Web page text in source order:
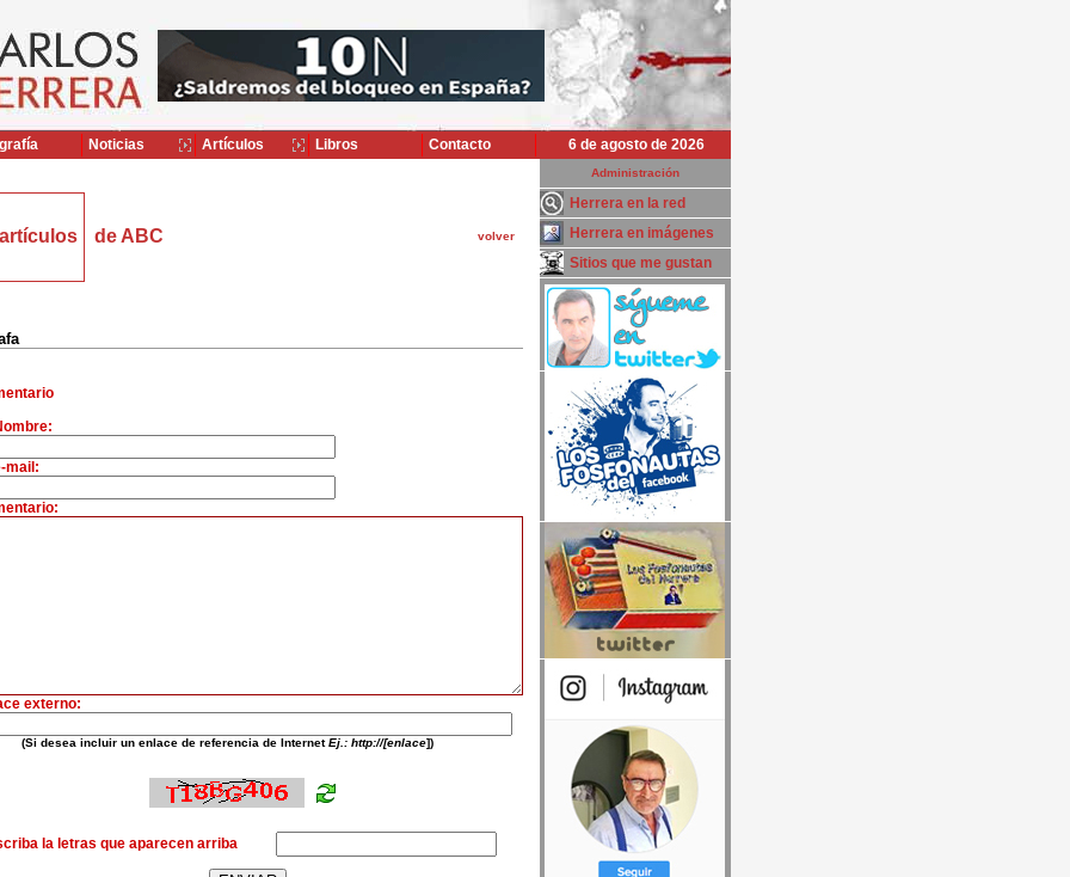
6 de agosto de 2026
de ABC volver
mail:
externo:
(Si desea incluir un enlace de referencia de InternetEj.: http://[enlace])
la letras que aparecen arriba
Administración
Herrera en la red
Herrera en imágenes
Sitios que me gustan
Noticias Artículos Libros Contacto